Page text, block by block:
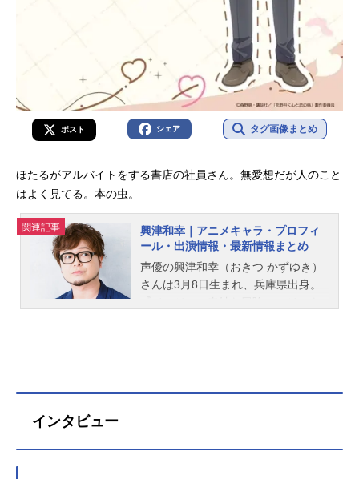
ポスト シェア タグ画像まとめ
ほたるがアルバイトをする書店の社員さん。無愛想だが人のこと
はよく見てる。本の虫。
関連記事
興津和幸｜アニメキャラ・プロフィ
ール・出演情報・最新情報まとめ
声優の興津和幸（おきつ かずゆき）
さんは3月8日生まれ、兵庫県出身。
和幸さんのオススメ記事をご紹介！
インタビュー